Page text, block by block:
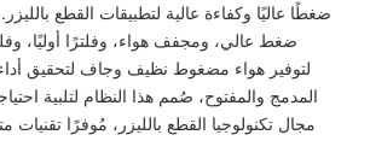
ضغطًا عاليًا وكفاءة عالية لتطبيقات القطع
ضغط عالي، ومجفف هواء، وفلترًا أوليًا،
لتوفير هواء مضغوط نظيف وجاف لتحقيق
المدمج والمفتوح، صُمم هذا النظام لتلبية
مجال تكنولوجيا القطع بالليزر، مُوفرًا تقنيات